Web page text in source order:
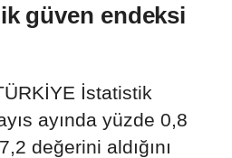
güven endeksi
İstatistik
ayında yüzde 0,8
değerini aldığını